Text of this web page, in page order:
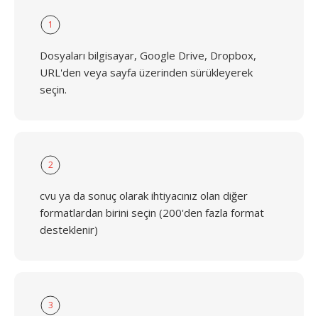
1
Dosyaları bilgisayar, Google Drive, Dropbox,
URL'den veya sayfa üzerinden sürükleyerek
seçin.
2
cvu ya da sonuç olarak ihtiyacınız olan diğer
formatlardan birini seçin (200'den fazla format
desteklenir)
3